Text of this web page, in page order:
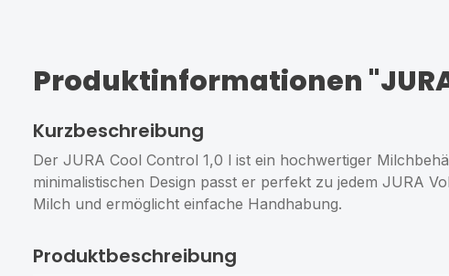
Produktinformationen
Kurzbeschreibung
Der JURA Cool Control 1,0 l ist ein hochwertiger
minimalistischen Design passt er perfekt zu jedem JURA
Milch und ermöglicht einfache Handhabung.
Produktbeschreibung